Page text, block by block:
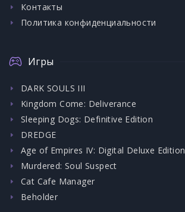
Контакты
Политика конфиденциальности
Игры
DARK SOULS III
Kingdom Come: Deliverance
Sleeping Dogs: Definitive Edition
DREDGE
Age of Empires IV: Digital Deluxe Edition
Murdered: Soul Suspect
Cat Cafe Manager
Beholder